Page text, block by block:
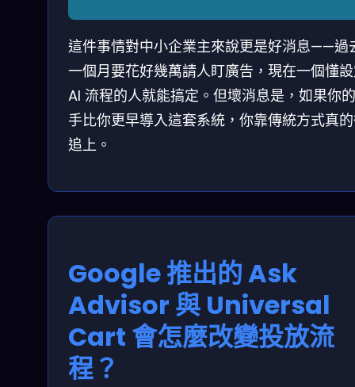
這件事情對中小企業主來說更是好消息——過
一個月要花好幾萬請人盯廣告，現在一個懂
AI 流程的人就能搞定。但壞消息是，如果你
手比你更早導入這套系統，你靠傳統方式真
追上。
Google 推出的 Ask
Advisor 與 Universal
Cart 會怎麼改變投放流
程？